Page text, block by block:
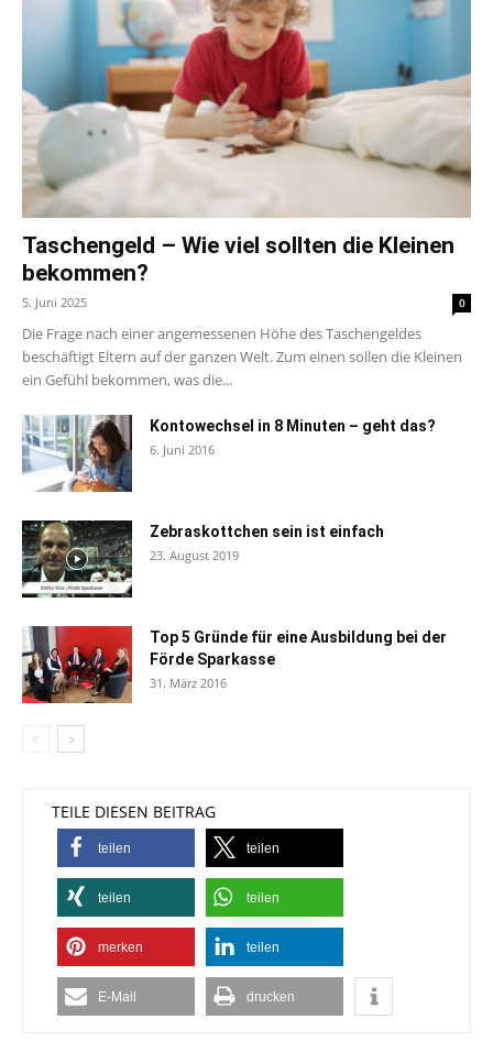
Taschengeld – Wie viel sollten die Kleinen
bekommen?
5. Juni 2025 0
Die Frage nach einer angemessenen Höhe des Taschengeldes
beschäftigt Eltern auf der ganzen Welt. Zum einen sollen die Kleinen
ein Gefühl bekommen, was die...
Kontowechsel in 8 Minuten – geht das?
6. Juni 2016
Zebraskottchen sein ist einfach
23. August 2019
Top 5 Gründe für eine Ausbildung bei der
Förde Sparkasse
31. März 2016
TEILE DIESEN BEITRAG
teilen teilen
teilen teilen
merken teilen
E-Mail drucken